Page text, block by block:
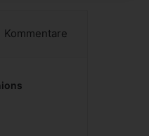
Kommentare